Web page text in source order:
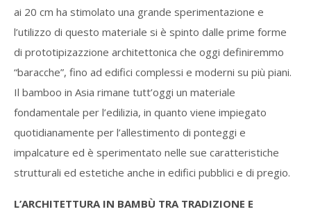
ai 20 cm ha stimolato una grande sperimentazione e
l’utilizzo di questo materiale si è spinto dalle prime forme
di prototipizazzione architettonica che oggi definiremmo
“baracche”, fino ad edifici complessi e moderni su più piani.
Il bamboo in Asia rimane tutt’oggi un materiale
fondamentale per l’edilizia, in quanto viene impiegato
quotidianamente per l’allestimento di ponteggi e
impalcature ed è sperimentato nelle sue caratteristiche
strutturali ed estetiche anche in edifici pubblici e di pregio.
L’ARCHITETTURA IN BAMBÙ TRA TRADIZIONE E